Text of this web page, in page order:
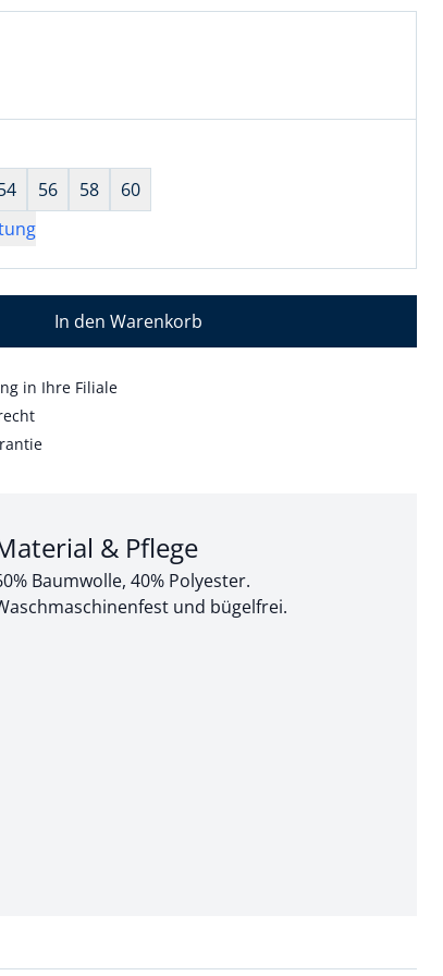
56 58
60
In den Warenkorb
in Ihre Filiale
3 von 3:
& Pflege
Baumwolle, 40% Polyester.
und bügelfrei.